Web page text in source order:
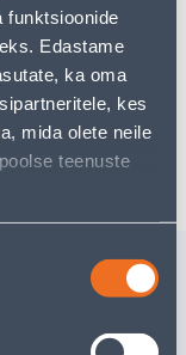
funktsioonide
Edastame
ka oma
kes
mida olete neile
teenuste
5 tööpäeva
2775W/